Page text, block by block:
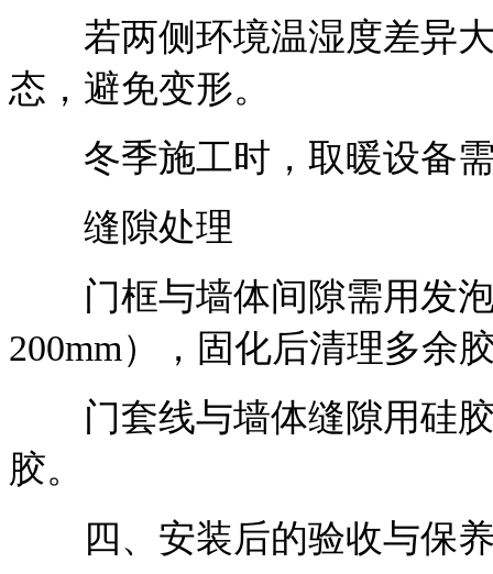
若两侧环境温湿度差异大
态，避免变形。
冬季施工时，取暖设备需
缝隙处理
门框与墙体间隙需用发泡
200mm），固化后清理多余
门套线与墙体缝隙用硅胶
胶。
四、安装后的验收与保